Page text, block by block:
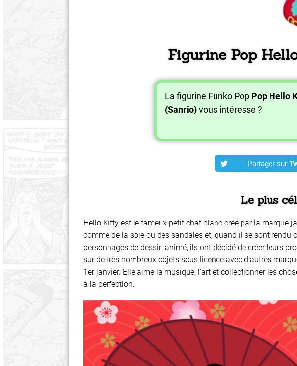
Figurine Pop
La figurine Funko Pop Pop Hello
(Sanrio)vous intéresse ?
Partager sur
Le plus
Hello Kitty est le fameux petit chat blanc créé par la marque
comme de la soie ou des sandales et, quand il se sont
personnages de dessin animé, ils ont décidé de créer leurs
sur de très nombreux objets sous licence avec d'autres
1er janvier. Elle aime la musique, l'art et collectionner les
à la perfection.